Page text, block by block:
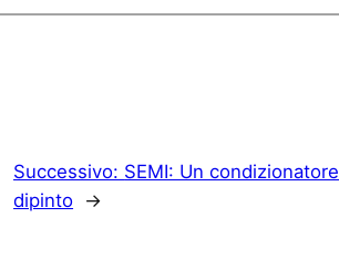
Successivo: SEMI: Un condizionatore
dipinto →